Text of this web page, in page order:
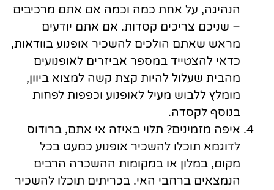
הנהיגה, על אחת כמה וכמה אם אתם מרכיבים
– שניכם צריכים קסדות. אם אתם יודעים
מראש שאתם הולכים להשכיר אופנוע בוודאות,
כדאי להצטייד במספר אביזרים לאופנועים
מהבית שעלול להיות קצת קשה למצוא ביוון,
מומלץ ללבוש מעיל לאופנוע וכפפות לפחות
בנוסף לקסדה.
איפה מזמינים? תלוי באיזה אי אתם, ברודוס
לדוגמא תוכלו להשכיר אופנוע כמעט בכל
מקום, במלון או במקומות ההשכרה הרבים
הנמצאים ברחבי האי. בכריתים תוכלו להשכיר